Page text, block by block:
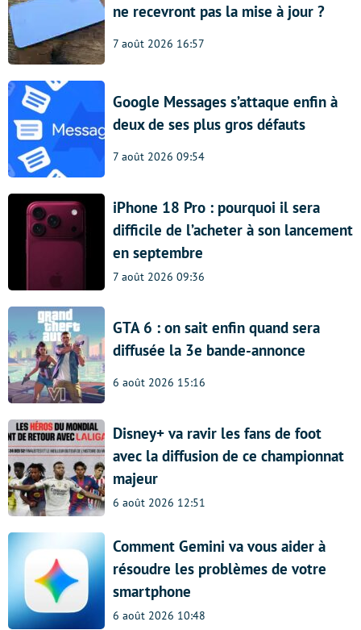
ne recevront pas la mise à jour ?
7 août 2026 16:57
Google Messages s’attaque enfin à
deux de ses plus gros défauts
7 août 2026 09:54
iPhone 18 Pro : pourquoi il sera
difficile de l’acheter à son lancement
en septembre
7 août 2026 09:36
GTA 6 : on sait enfin quand sera
diffusée la 3e bande-annonce
6 août 2026 15:16
Disney+ va ravir les fans de foot
avec la diffusion de ce championnat
majeur
6 août 2026 12:51
Comment Gemini va vous aider à
résoudre les problèmes de votre
smartphone
6 août 2026 10:48